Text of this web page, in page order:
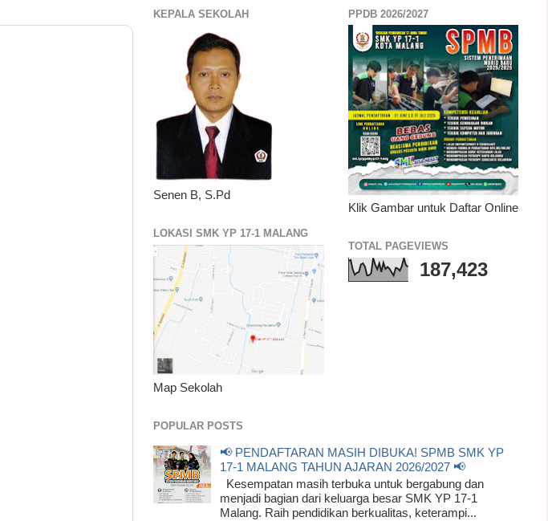
KEPALA SEKOLAH
Senen B, S.Pd
LOKASI SMK YP 17-1 MALANG
Map Sekolah
PPDB 2026/2027
Klik Gambar untuk Daftar Online
TOTAL PAGEVIEWS
187,423
POPULAR POSTS
📢 PENDAFTARAN MASIH DIBUKA! SPMB SMK YP
17-1 MALANG TAHUN AJARAN 2026/2027 📢
Kesempatan masih terbuka untuk bergabung dan
menjadi bagian dari keluarga besar SMK YP 17-1
Malang. Raih pendidikan berkualitas, keterampi...